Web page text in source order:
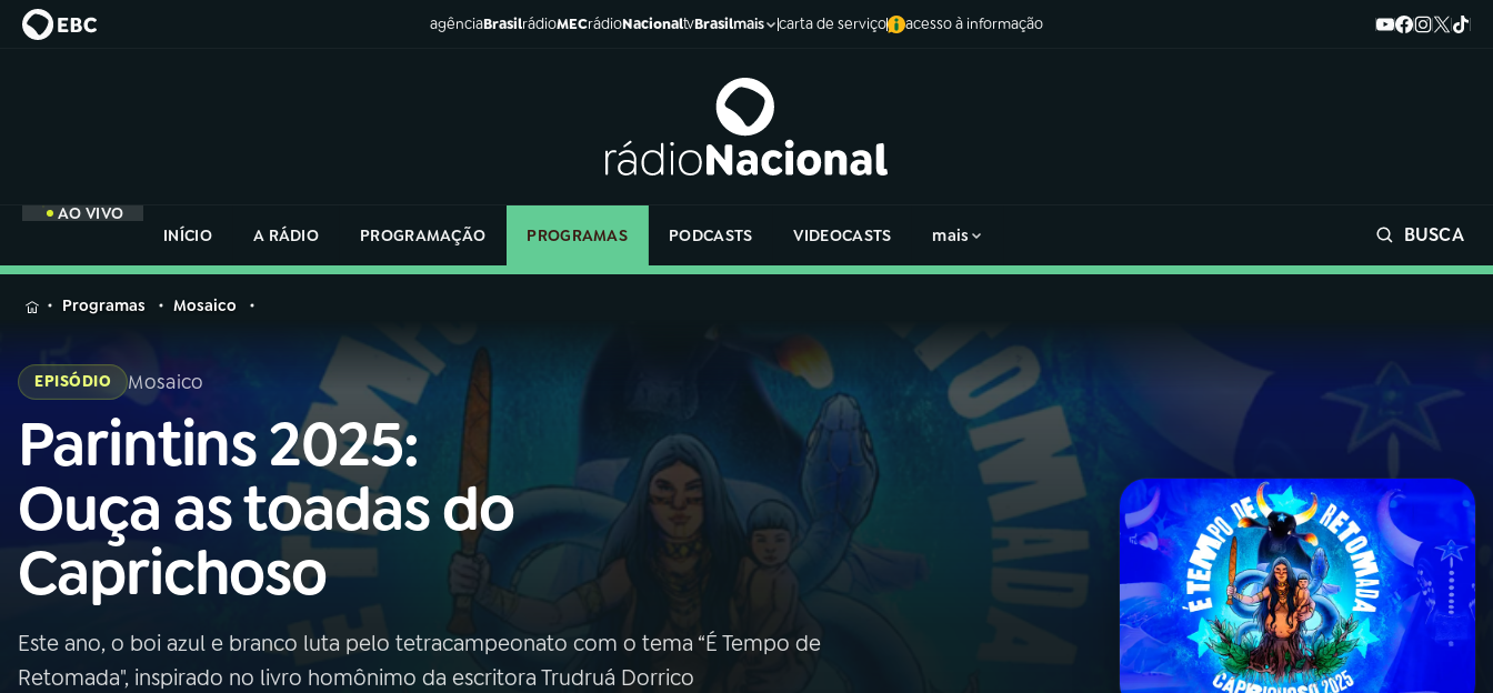
agênciaBrasilrádioMECrádioNacionaltvBrasilmais carta de serviço acesso à informação
AO VIVO
INÍCIO
A RÁDIO PROGRAMAÇÃO PROGRAMAS PODCASTS VIDEOCASTS mais BUSCA
MENU
Buscar
na
Rádio
Nacional
Buscar
AO VIVO
01 INÍCIO
A RÁDIO
na
Rádio
Programas Mosaico
EPISÓDIO Mosaico
Parintins 2025:
Ouça as toadas do
Caprichoso
Este ano, o boi azul e branco luta pelo tetracampeonato com o tema “É Tempo de
Retomada", inspirado no livro homônimo da escritora Trudruá Dorrico